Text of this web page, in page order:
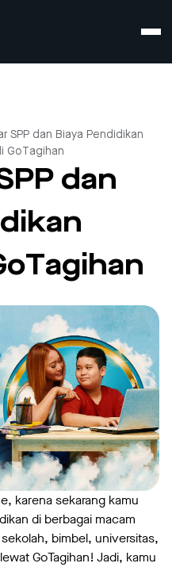
SPP dan Biaya Pendidikan
GoTagihan
dan
karena sekarang kamu
di berbagai macam
bimbel, universitas,
GoTagihan! Jadi, kamu